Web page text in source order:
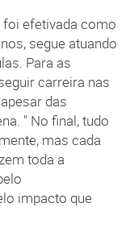
foi efetivada como
segue atuando
Para as
carreira nas
das
" No final, tudo
mas cada
toda a
impacto que